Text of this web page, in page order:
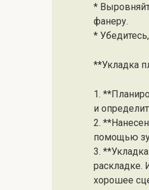
*
фанеру.
*
**Укладка
1.
и
2.
помощью
3.
раскладке.
хорошее